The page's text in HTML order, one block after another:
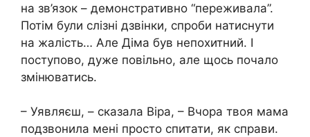
на зв’язок – демонстративно “переживала”.
Потім були слізні дзвінки, спроби натиснути
на жалість… Але Діма був непохитний. І
поступово, дуже повільно, але щось почало
змінюватись.
– Уявляєш, – сказала Віра, – Вчора твоя мама
подзвонила мені просто спитати, як справи.